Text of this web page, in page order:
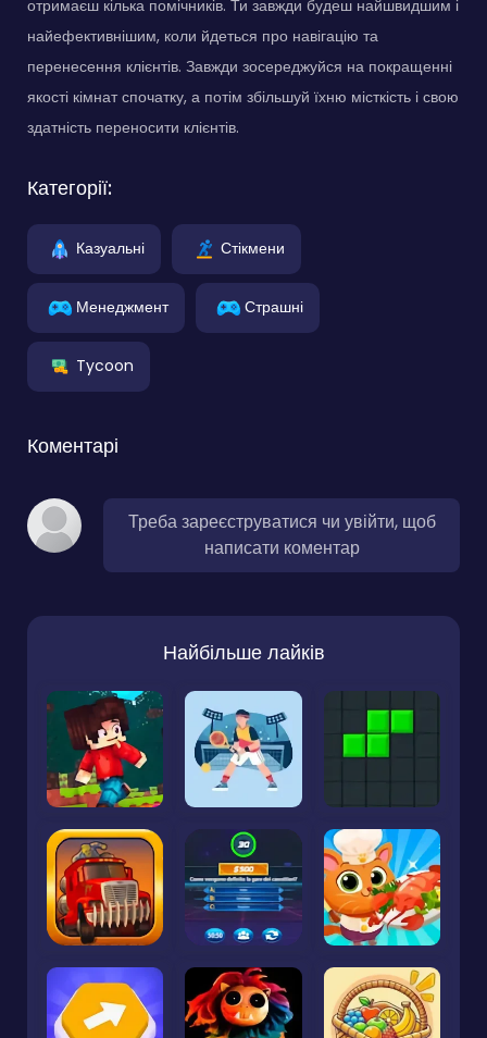
отримаєш кілька помічників. Ти завжди будеш найшвидшим і
найефективнішим, коли йдеться про навігацію та
перенесення клієнтів. Завжди зосереджуйся на покращенні
якості кімнат спочатку, а потім збільшуй їхню місткість і свою
здатність переносити клієнтів.
Категорії:
Казуальні Стікмени
Менеджмент Страшні
Tycoon
Коментарі
Треба зареєструватися чи увійти, щоб
написати коментар
Найбільше лайків